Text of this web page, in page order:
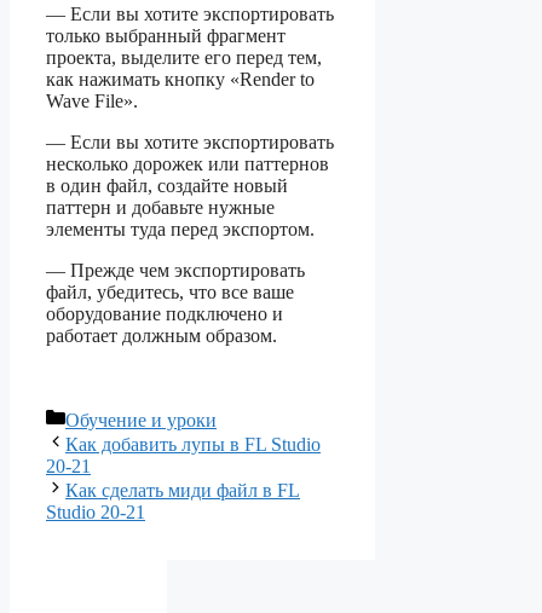
— Если вы хотите экспортировать
только выбранный фрагмент
проекта, выделите его перед тем,
как нажимать кнопку «Render to
Wave File».
— Если вы хотите экспортировать
несколько дорожек или паттернов
в один файл, создайте новый
паттерн и добавьте нужные
элементы туда перед экспортом.
— Прежде чем экспортировать
файл, убедитесь, что все ваше
оборудование подключено и
работает должным образом.
Рубрики
Обучение и уроки
Как добавить лупы в FL Studio
20-21
Как сделать миди файл в FL
Studio 20-21